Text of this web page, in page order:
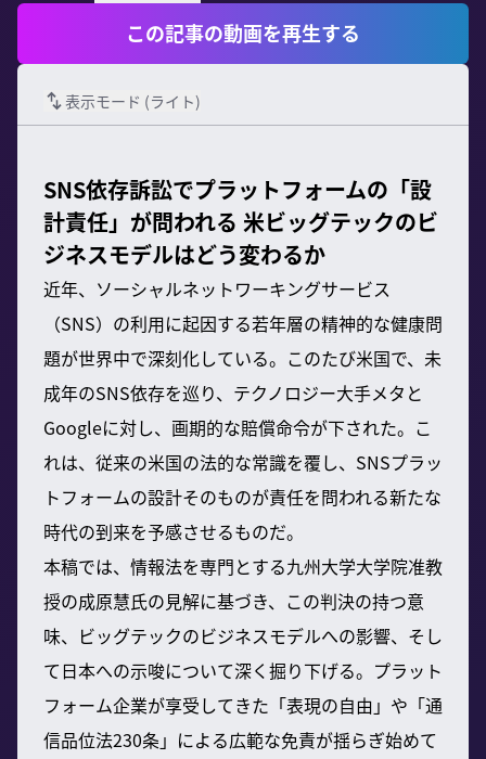
この記事の動画を再生する
表示モード (ライト)
SNS依存訴訟でプラットフォームの「設
計責任」が問われる 米ビッグテックのビ
ジネスモデルはどう変わるか
近年、ソーシャルネットワーキングサービス
（SNS）の利用に起因する若年層の精神的な健康問
題が世界中で深刻化している。このたび米国で、未
成年のSNS依存を巡り、テクノロジー大手メタと
Googleに対し、画期的な賠償命令が下された。こ
れは、従来の米国の法的な常識を覆し、SNSプラッ
トフォームの設計そのものが責任を問われる新たな
時代の到来を予感させるものだ。
本稿では、情報法を専門とする九州大学大学院准教
授の成原慧氏の見解に基づき、この判決の持つ意
味、ビッグテックのビジネスモデルへの影響、そし
て日本への示唆について深く掘り下げる。プラット
フォーム企業が享受してきた「表現の自由」や「通
信品位法230条」による広範な免責が揺らぎ始めて